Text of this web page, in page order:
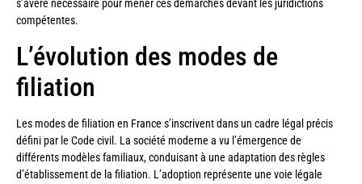
s’avère nécessaire pour mener ces démarches devant les juridictions
compétentes.
L’évolution des modes de
filiation
Les modes de filiation en France s’inscrivent dans un cadre légal précis
défini par le Code civil. La société moderne a vu l’émergence de
différents modèles familiaux, conduisant à une adaptation des règles
d’établissement de la filiation. L’adoption représente une voie légale